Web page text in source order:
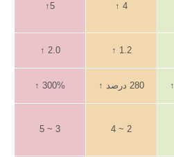
4 ↑
5↑
1.2 ↑
2.0 ↑
280 درصد ↑ 300% ↑
2 ~ 4
3 ~ 5